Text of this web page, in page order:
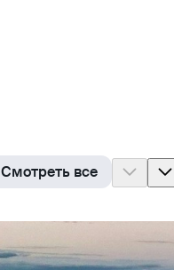
Смотреть все